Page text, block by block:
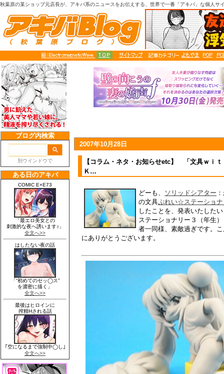
秋葉原の某ショップ元店長が、アキバ系のニュースをお伝えする、世界で一番「アキバ」な個人サ
2007年10月28日
【コラム・ネタ・お知らせetc】 「文具ｗｉ
Ｋ…
どーも、 ソリッドシアター
の文具ぷれい☆ステーショナ
したことを、発表いたした
ステーショナリー３（年生
者一同様、素敵過ぎです。
にありがとうございます。